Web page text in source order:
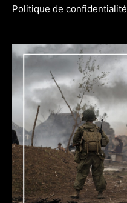
Politique de confidentialité